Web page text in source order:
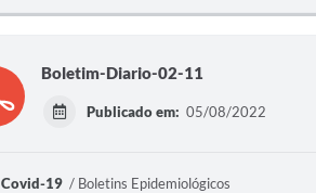
Boletim-Diario-02-11
Publicado em: 05/08/2022
Covid-19 Boletins Epidemiológicos